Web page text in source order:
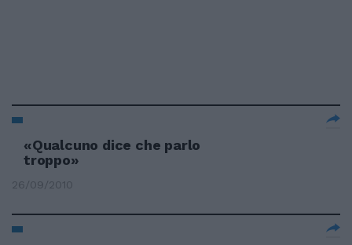
«Qualcuno dice che parlo
troppo»
26/09/2010